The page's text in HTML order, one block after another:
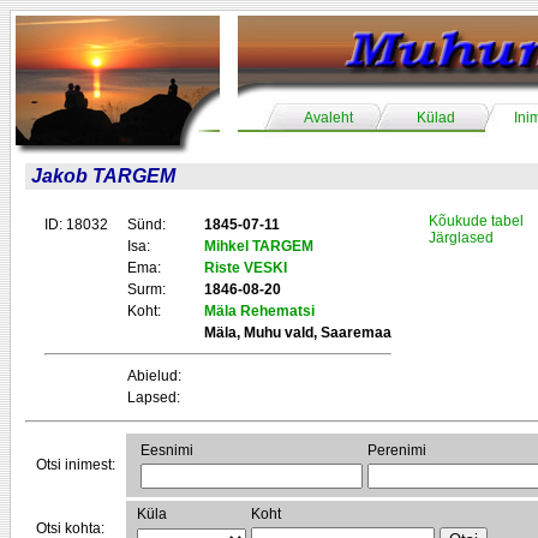
Avaleht Külad
Jakob TARGEM
ID: 18032 Sünd:
1845-07-11
Isa:
Mihkel TARGEM
Ema:
Riste VESKI
Surm:
1846-08-20
Koht:
Mäla Rehematsi
Mäla, Muhu vald, Saaremaa
Abielud:
Lapsed:
Kõukude tabel
Järglased
Otsi inimest:
Eesnimi Perenimi
Otsi kohta:
Küla Koht